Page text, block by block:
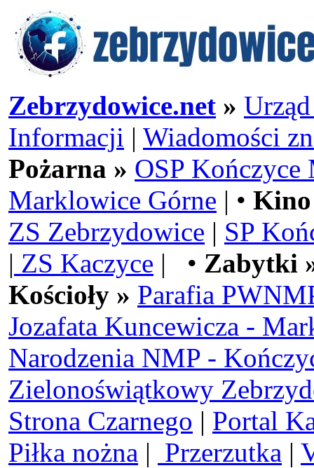
Zebrzydowice.net »
Informacji | Wiadomości
Pożarna » OSP Kończyce
Marklowice Górne | •
ZS Zebrzydowice | SP
| ZS Kaczyce | • Zabytki
Kościoły » Parafia
Jozafata Kuncewicza -
Narodzenia NMP -
Zielonoświątkowy
Strona Czarnego | Portal
Piłka nożna | Przerzutka |